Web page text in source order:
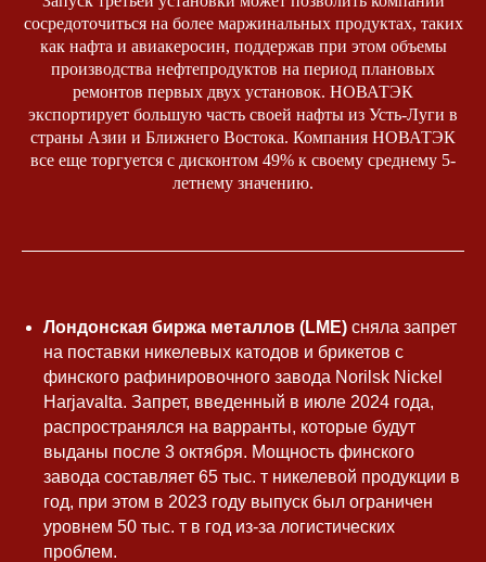
сосредоточиться на более маржинальных продуктах, таких
как нафта и авиакеросин, поддержав при этом объемы
производства нефтепродуктов на период плановых
ремонтов первых двух установок. НОВАТЭК
экспортирует большую часть своей нафты из Усть-Луги в
страны Азии и Ближнего Востока. Компания НОВАТЭК
все еще торгуется с дисконтом 49% к своему среднему 5-
летнему значению.
Лондонская биржа металлов (LME) сняла запрет
на поставки никелевых катодов и брикетов с
финского рафинировочного завода Norilsk Nickel
Harjavalta. Запрет, введенный в июле 2024 года,
распространялся на варранты, которые будут
выданы после 3 октября. Мощность финского
завода составляет 65 тыс. т никелевой продукции в
год, при этом в 2023 году выпуск был ограничен
уровнем 50 тыс. т в год из-за логистических
проблем.